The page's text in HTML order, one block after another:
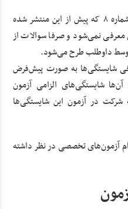
بر اساس اطلاعیه شماره ۵و اطلاعیه شماره ۸ که پیش از این منتشر شده
نمی‌شود و صرفا سوالات از
داوطلب طرح می‌شود.
شایستگی‌ها به صورت پیش‌فرض
شایستگی‌های الزامی آزمون
در آزمون این شایستگی‌ها
آزمون‌های تخصصی در نظر داشته